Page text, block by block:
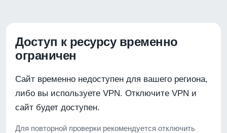
Доступ к ресурсу временно
ограничен
Сайт временно недоступен для вашего региона,
либо вы используете VPN. Отключите VPN и
сайт будет доступен.
Для повторной проверки рекомендуется отключить